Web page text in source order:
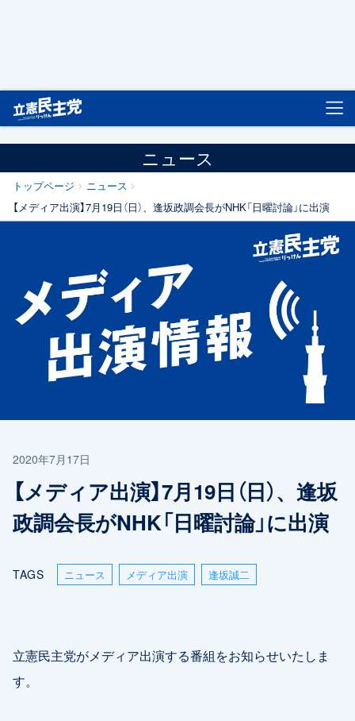
ニュース
トップページ
ニュース
【メディア出演】7月19日（日）、逢坂政調会長がNHK「日曜討論」に出演
2020年7月17日
【メディア出演】7月19日（日）、逢坂
政調会長がNHK「日曜討論」に出演
TAGS ニュース メディア出演 逢坂誠二
立憲民主党がメディア出演する番組をお知らせいたしま
す。